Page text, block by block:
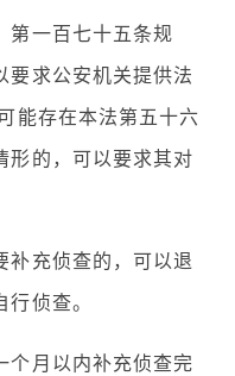
第一百七十五条规
要求公安机关提供法
能存在本法第五十六
形的，可以要求其对
补充侦查的，可以退
侦查。
个月以内补充侦查完